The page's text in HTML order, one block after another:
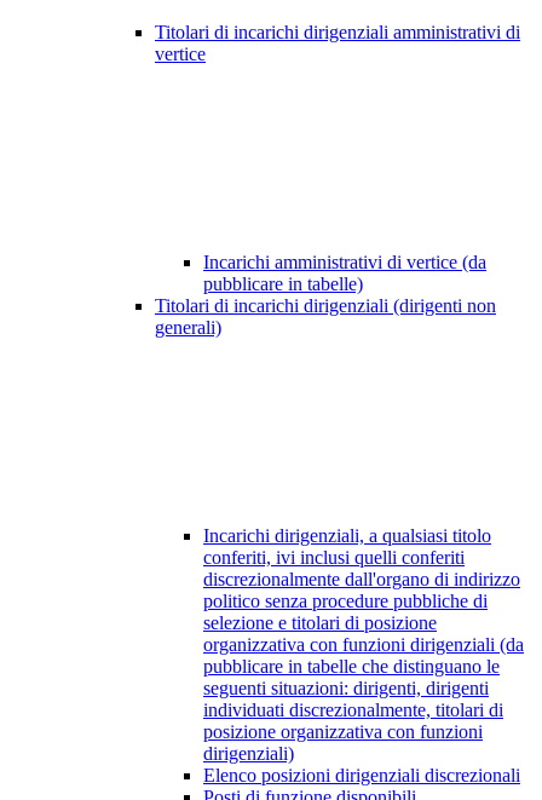
Titolari di incarichi dirigenziali amministrativi di
vertice
Incarichi amministrativi di vertice (da
pubblicare in tabelle)
Titolari di incarichi dirigenziali (dirigenti non
generali)
Incarichi dirigenziali, a qualsiasi titolo
conferiti, ivi inclusi quelli conferiti
discrezionalmente dall'organo di indirizzo
politico senza procedure pubbliche di
selezione e titolari di posizione
organizzativa con funzioni dirigenziali (da
pubblicare in tabelle che distinguano le
seguenti situazioni: dirigenti, dirigenti
individuati discrezionalmente, titolari di
posizione organizzativa con funzioni
dirigenziali)
Elenco posizioni dirigenziali discrezionali